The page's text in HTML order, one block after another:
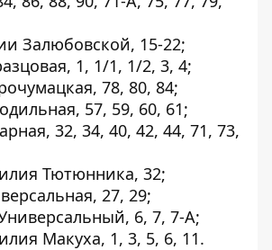
Залюбовской, 15-22;
1, 1/1, 1/2, 3, 4;
78, 80, 84;
57, 59, 60, 61;
32, 34, 40, 42, 44, 71, 73,
Тютюнника, 32;
27, 29;
6, 7, 7-А;
Макуха, 1, 3, 5, 6, 11.